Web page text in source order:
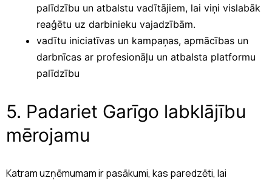
palīdzību un atbalstu vadītājiem, lai viņi vislabāk
reaģētu uz darbinieku vajadzībām.
vadītu iniciatīvas un kampaņas, apmācības un
darbnīcas ar profesionāļu un atbalsta platformu
palīdzību
5. Padariet Garīgo labklājību
mērojamu
Katram uzņēmumam ir pasākumi, kas paredzēti, lai